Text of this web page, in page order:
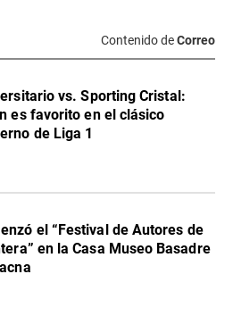
Contenido deCorreo
vs. Sporting Cristal:
es favorito en el clásico
de Liga 1
el “Festival de Autores de
en la Casa Museo Basadre